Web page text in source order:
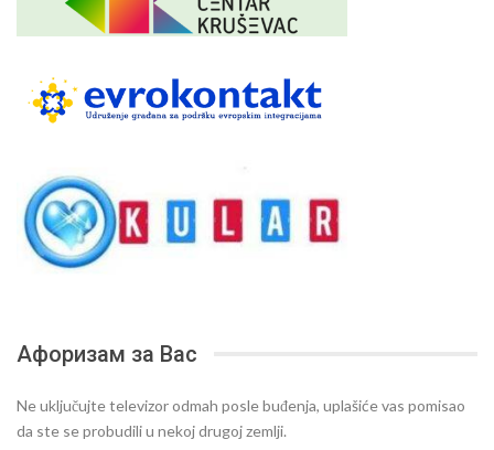
Афоризам за Вас
Ne uključujte televizor odmah posle buđenja, uplašiće vas pomisao
da ste se probudili u nekoj drugoj zemlji.